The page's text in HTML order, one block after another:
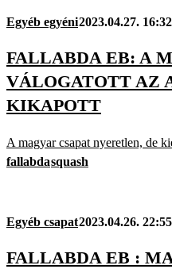
Egyéb egyéni2023.04.27. 16:32
FALLABDA EB: A
VÁLOGATOTT AZ
KIKAPOTT
A magyar csapat nyeretlen, de
fallabdasquash
Egyéb csapat2023.04.26. 22:55
FALLABDA EB :